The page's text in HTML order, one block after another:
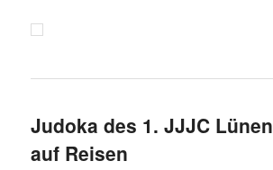
Judoka des 1. JJJC Lünen
auf Reisen